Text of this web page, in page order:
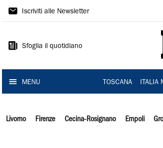
Il
Iscriviti alle Newsletter
Sfoglia il quotidiano
MENU TOSCANA ITALIA
Livorno Firenze Cecina-Rosignano Empoli